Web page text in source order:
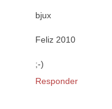
bjux
Feliz 2010
;-)
Responder